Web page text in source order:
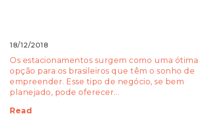
18/12/2018
Os estacionamentos surgem como uma ótima
opção para os brasileiros que têm o sonho de
empreender. Esse tipo de negócio, se bem
planejado, pode oferecer…
Read